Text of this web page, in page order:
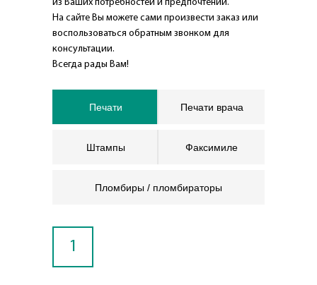
из Ваших потребностей и предпочтений.
На сайте Вы можете сами произвести заказ или
воспользоваться обратным звонком для
консультации.
Всегда рады Вам!
Печати Печати врача
Штампы Факсимиле
Пломбиры / пломбираторы
1